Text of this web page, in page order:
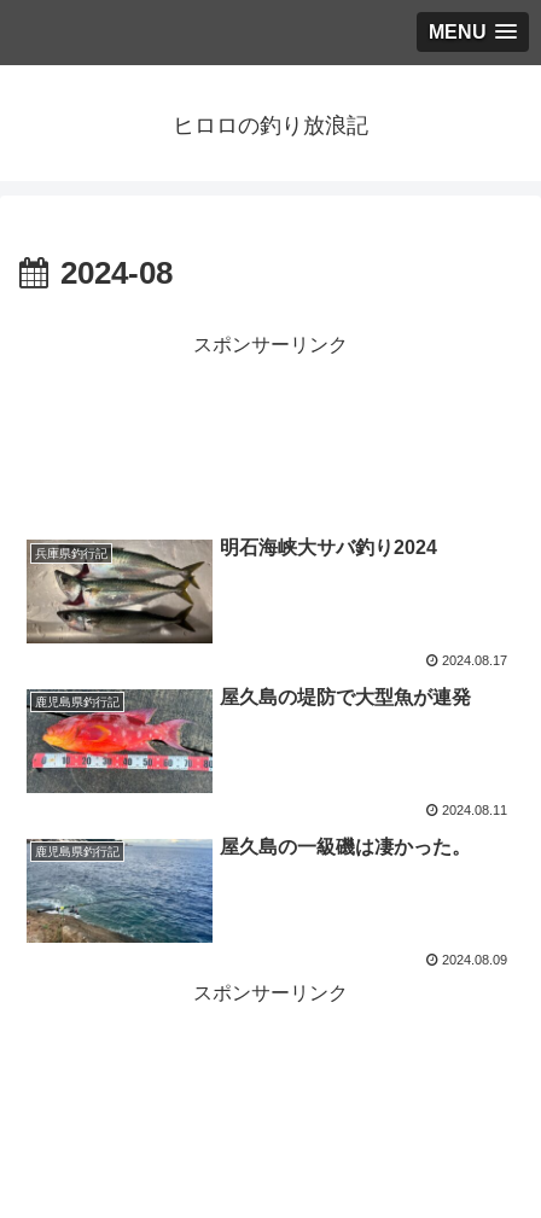
MENU
ヒロロの釣り放浪記
2024-08
スポンサーリンク
兵庫県釣行記 明石海峡大サバ釣り2024
2024.08.17
鹿児島県釣行記 屋久島の堤防で大型魚が連発
2024.08.11
鹿児島県釣行記 屋久島の一級磯は凄かった。
2024.08.09
スポンサーリンク